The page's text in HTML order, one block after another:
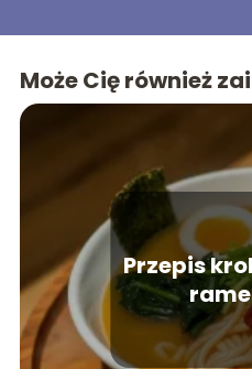
Może Cię również
Przepis